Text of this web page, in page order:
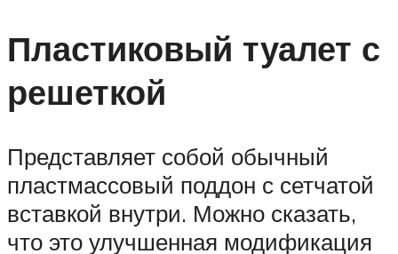
Пластиковый туалет с
решеткой
Представляет собой обычный
пластмассовый поддон с сетчатой
вставкой внутри. Можно сказать,
что это улучшенная модификация